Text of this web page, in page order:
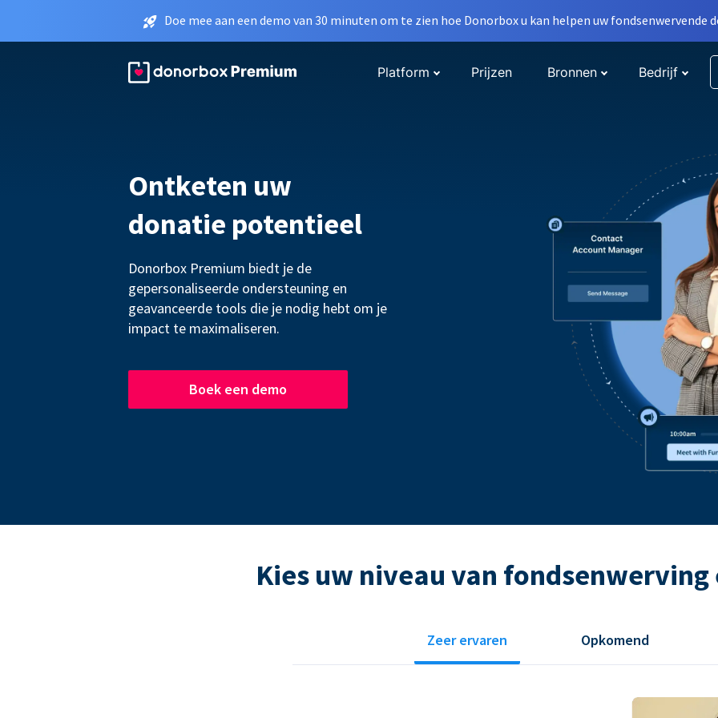
Doe mee aan een demo van 30 minuten om te zien hoe Donorbox u kan helpen uw fondsenwervende
Platform Prijzen Bronnen Bedrijf
Ontketen uw
donatie potentieel
Donorbox Premium biedt je de
gepersonaliseerde ondersteuning en
geavanceerde tools die je nodig hebt om je
impact te maximaliseren.
Boek een demo
Kies uw niveau van
Zeer ervaren Opkomend